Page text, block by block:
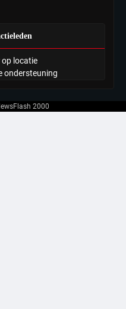
op locatie
ondersteuning
2000